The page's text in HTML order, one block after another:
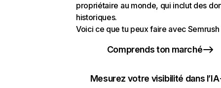
propriétaire au monde, qui inclut des
historiques.
Voici ce que tu peux faire avec Semrush
Comprends ton marché
Mesurez votre visibilité dans l’IA